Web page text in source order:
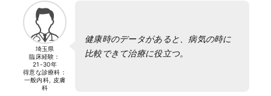
埼玉県
臨床経験：
21-30年
得意な診療科：
一般内科, 皮膚
科
健康時のデータがあると、病気の時に
比較できて治療に役立つ。